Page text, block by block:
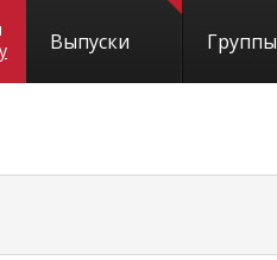
Выпуски Группы